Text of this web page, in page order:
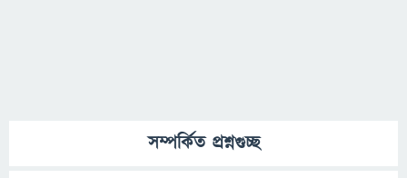
সম্পর্কিত প্রশ্নগুচ্ছ